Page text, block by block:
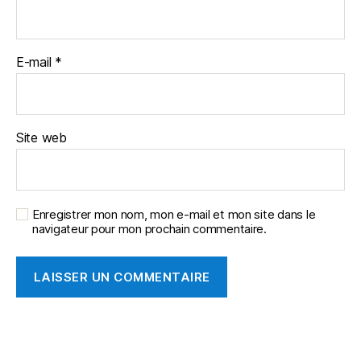
E-mail *
Site web
Enregistrer mon nom, mon e-mail et mon site dans le
navigateur pour mon prochain commentaire.